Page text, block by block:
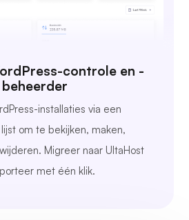
controle en -
beheerder
installaties via een
om te bekijken, maken,
Migreer naar UltaHost
met één klik.